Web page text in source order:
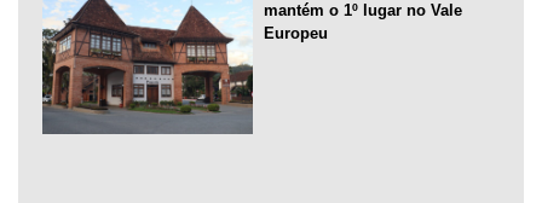
mantém o 1º lugar no Vale
Europeu